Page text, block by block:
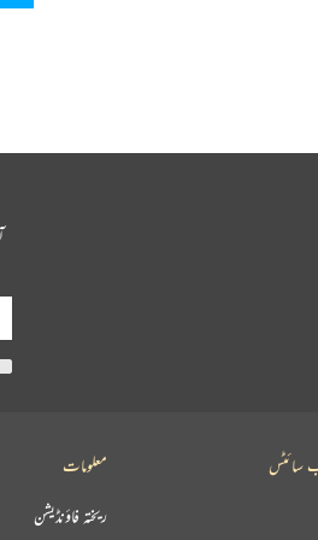
معلومات
ریختہ فاؤنڈیشن
سائٹس